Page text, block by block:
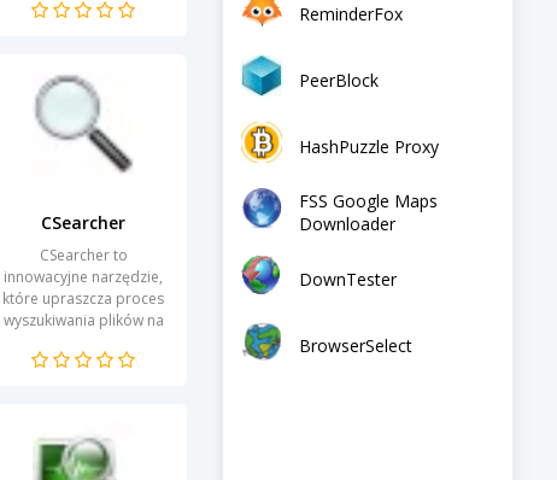
odnajdywania plików na
CSearcher
CSearcher to
innowacyjne narzędzie,
które upraszcza proces
wyszukiwania plików na
swoim zaawansowanym
ReminderFox
PeerBlock
HashPuzzle Proxy
FSS Google Maps
Downloader
DownTester
BrowserSelect